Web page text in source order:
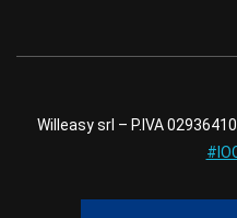
Willeasy srl – P.IVA